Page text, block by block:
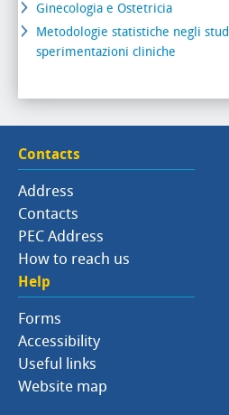
Ginecologia e Ostetricia
Metodologie statistiche negli
sperimentazioni cliniche
Contacts
Address
Contacts
PEC Address
How to reach us
Help
Forms
Accessibility
Useful links
Website map